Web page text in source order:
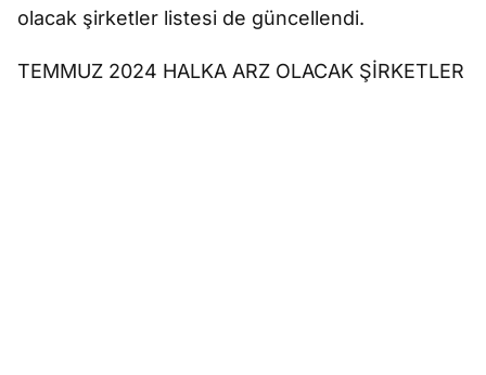
olacak şirketler listesi de güncellendi.
TEMMUZ 2024 HALKA ARZ OLACAK ŞİRKETLER